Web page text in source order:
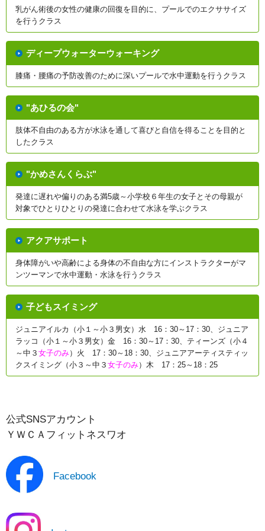
乳がん術後の女性の健康の回復を目的に、プールでのエクササイズ
を行うクラス
ディープウォーターウォーキング
膝痛・腰痛の予防改善のために深いプールで水中運動を行うクラス
"あひるの会"
肢体不自由のある方が水泳を通して喜びと自信を得ることを目的と
したクラス
"かめさんくらぶ"
発達に遅れや偏りのある満5歳～小学校６年生の女子とその母親が
対象でひとりひとりの発達に合わせて水泳を学ぶクラス
アクアサポート
身体障がいや高齢による身体の不自由な方にインストラクターがマ
ンツーマンで水中運動・水泳を行うクラス
子どもスイミング
ジュニアイルカ（小１～小３男女）水 16：30～17：30、ジュニア
ラッコ（小１～小３男女）金 16：30～17：30、ティーンズ（小４
～中３ 女子のみ）火 17：30～18：30、ジュニアアーティスティッ
クスイミング（小３～中３ 女子のみ）木 17：25～18：25
公式SNSアカウント
ＹＷＣＡフィットネスワオ
Facebook